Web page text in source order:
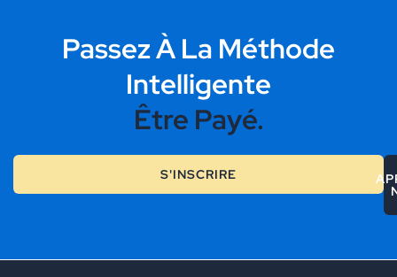
Passez À La Méthode
Intelligente
Être Payé.
S'INSCRIRE